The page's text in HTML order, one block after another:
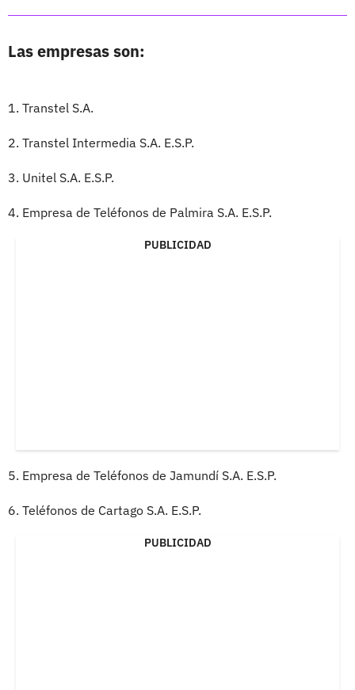
Las empresas son:
1. Transtel S.A.
2. Transtel Intermedia S.A. E.S.P.
3. Unitel S.A. E.S.P.
4. Empresa de Teléfonos de Palmira S.A. E.S.P.
PUBLICIDAD
5. Empresa de Teléfonos de Jamundí S.A. E.S.P.
6. Teléfonos de Cartago S.A. E.S.P.
PUBLICIDAD